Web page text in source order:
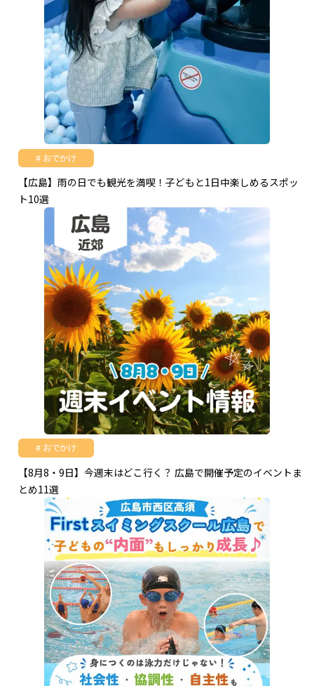
おでかけ
【広島】雨の日でも観光を満喫！子どもと1日中楽しめるスポッ
ト10選
おでかけ
【8月8・9日】今週末はどこ行く？ 広島で開催予定のイベントま
とめ11選